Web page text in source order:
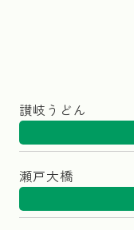
讃岐うどん
瀬戸大橋